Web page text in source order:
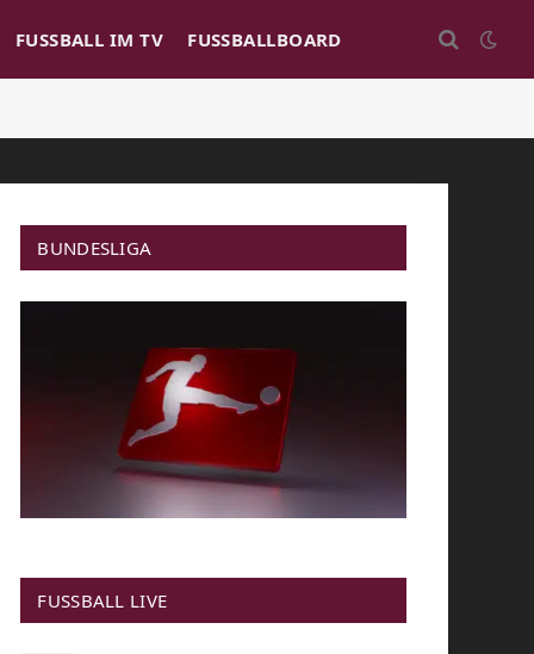
FUSSBALL IM TV FUSSBALLBOARD
BUNDESLIGA
FUSSBALL LIVE